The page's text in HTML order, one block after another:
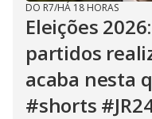
DO R7/HÁ 18 HORAS
Eleições
partidos
acaba nesta
#shorts